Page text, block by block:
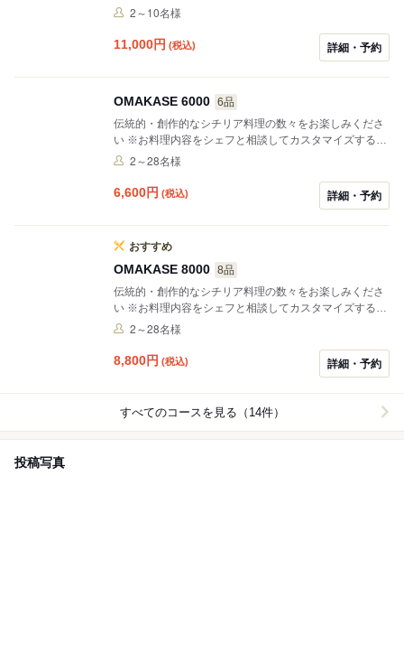
が吹く】 火山の土/潮風のミネラル/職人の物語 そのすべ
体験をご用意しました オーナーシェフソムリエがセレク
たします まるでシチリアを旅しているようなひとときお
楽しみください
2～10名様
11,000円 (税込) 詳細・予約
OMAKASE 6000 6品
伝統的・創作的なシチリア料理の数々をお楽しみくださ
い ※お料理内容をシェフと相談してカスタマイズするこ
とができます ※季節・仕入れ状況によりメニューは異な
2～28名様
6,600円 (税込) 詳細・予約
おすすめ
OMAKASE 8000 8品
伝統的・創作的なシチリア料理の数々をお楽しみくださ
い ※お料理内容をシェフと相談してカスタマイズするこ
とができます ※季節・仕入れ状況によりメニューは異な
2～28名様
8,800円 (税込) 詳細・予約
すべてのコースを見る（14件）
投稿写真